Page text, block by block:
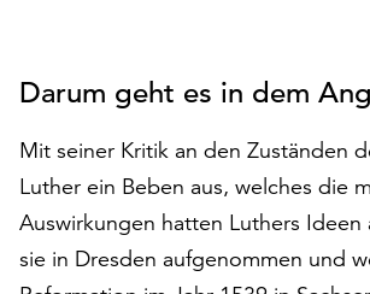
Darum geht es in dem
Mit seiner Kritik an den Zuständen
Luther ein Beben aus, welches die
Auswirkungen hatten Luthers
sie in Dresden aufgenommen und